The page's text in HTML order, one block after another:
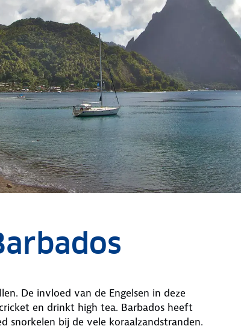
De invloed van de Engelsen in deze
en drinkt high tea. Barbados heeft
snorkelen bij de vele koraalzandstranden.